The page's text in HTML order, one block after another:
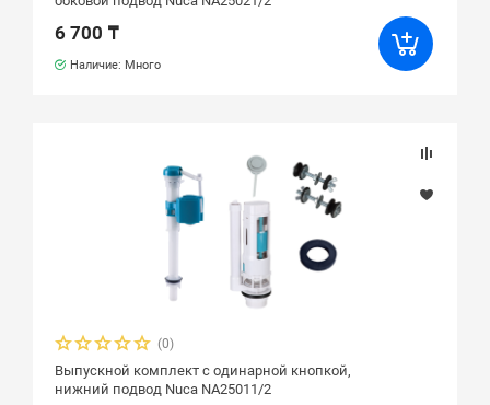
6 700 ₸
Наличие: Много
(0)
Выпускной комплект с одинарной кнопкой,
нижний подвод Nuca NA25011/2